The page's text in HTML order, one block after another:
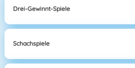
Drei-Gewinnt-Spiele
Schachspiele